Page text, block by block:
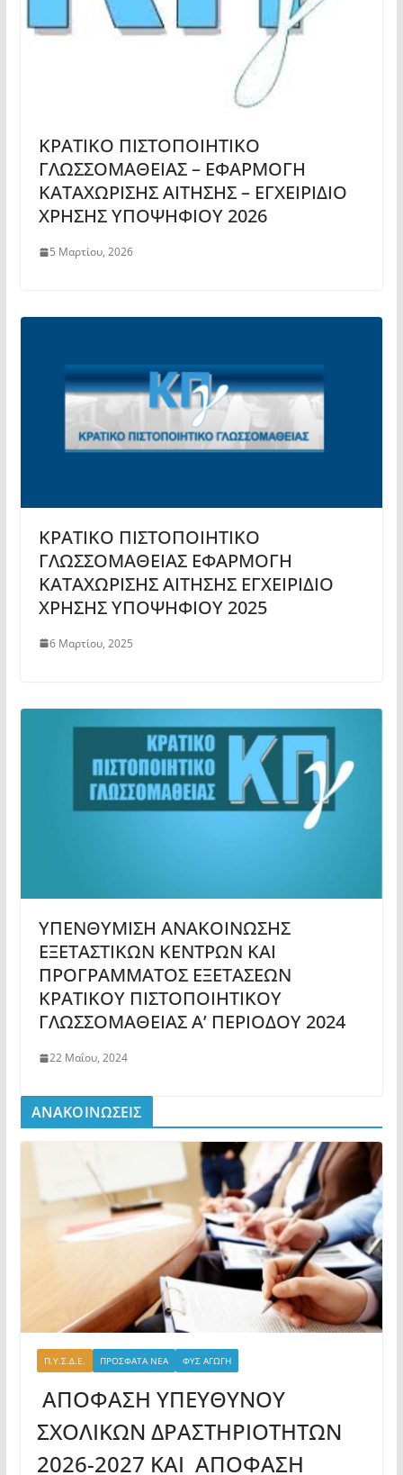
ΚΡΑΤΙΚΟ ΠΙΣΤΟΠΟΙΗΤΙΚΟ
ΓΛΩΣΣΟΜΑΘΕΙΑΣ – ΕΦΑΡΜΟΓΗ
ΚΑΤΑΧΩΡΙΣΗΣ ΑΙΤΗΣΗΣ – ΕΓΧΕΙΡΙΔΙΟ
ΧΡΗΣΗΣ ΥΠΟΨΗΦΙΟΥ 2026
5 Μαρτίου, 2026
ΚΡΑΤΙΚΟ ΠΙΣΤΟΠΟΙΗΤΙΚΟ
ΓΛΩΣΣΟΜΑΘΕΙΑΣ ΕΦΑΡΜΟΓΗ
ΚΑΤΑΧΩΡΙΣΗΣ ΑΙΤΗΣΗΣ ΕΓΧΕΙΡΙΔΙΟ
ΧΡΗΣΗΣ ΥΠΟΨΗΦΙΟΥ 2025
6 Μαρτίου, 2025
ΥΠΕΝΘΥΜΙΣΗ ΑΝΑΚΟΙΝΩΣΗΣ
ΕΞΕΤΑΣΤΙΚΩΝ ΚΕΝΤΡΩΝ ΚΑΙ
ΠΡΟΓΡΑΜΜΑΤΟΣ ΕΞΕΤΑΣΕΩΝ
ΚΡΑΤΙΚΟΥ ΠΙΣΤΟΠΟΙΗΤΙΚΟΥ
ΓΛΩΣΣΟΜΑΘΕΙΑΣ A’ ΠΕΡΙΟΔΟΥ 2024
22 Μαΐου, 2024
ΑΝΑΚΟΙΝΩΣΕΙΣ
Π.Υ.Σ.Δ.Ε. ΠΡΟΣΦΑΤΑ ΝΕΑ ΦΥΣ ΑΓΩΓΗ
ΑΠΟΦΑΣΗ ΥΠΕΥΘΥΝΟΥ
ΣΧΟΛΙΚΩΝ ΔΡΑΣΤΗΡΙΟΤΗΤΩΝ
2026-2027 ΚΑΙ ΑΠΟΦΑΣΗ